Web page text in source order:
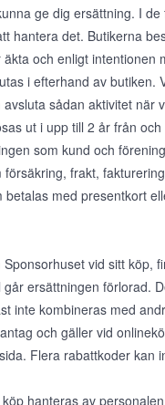
ge dig ersättning. I
hantera det. Butikerna
och enligt intentionen
i efterhand av butiken.
sådan aktivitet när
ut i upp till 2 år från och
som kund och
frakt,
med presentkort
vid sitt köp,
ersättningen förlorad.
inte kombineras med
och gäller vid
Flera rabattkoder kan
hanteras av